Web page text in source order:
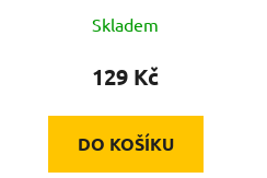
Skladem
129 Kč
DO KOŠÍKU